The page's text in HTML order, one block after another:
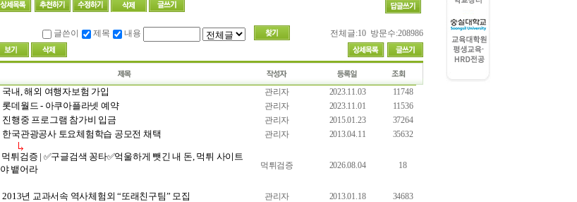
글쓴이 제목 내용 전체글:10 방문수:208986
국내, 해외 여행자보험 가입 관리자 2023.11.03
11748
롯데월드 - 아쿠아플라넷 예약 관리자 2023.11.01
11536
진행중 프로그램 참가비 입금 관리자 2015.01.23
37264
한국관광공사 토요체험학습 공모전 채택 관리자 2013.04.11 35632
먹튀검증 | ✅구글검색 꽁타✅억울하게 뺏긴 내 돈, 먹튀 사이트
야 뱉어라
먹튀검증 2026.08.04 18
2013년 교과서속 역사체험외 “또래친구팀” 모집 관리자 2013.01.18 34683